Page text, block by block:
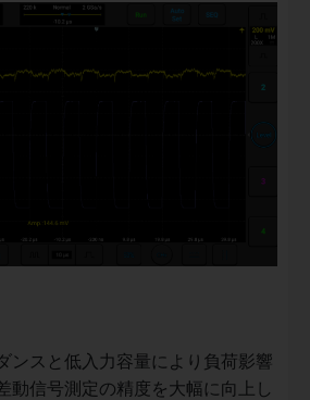
ンスと低入力容量により負荷影響
動信号測定の精度を大幅に向上し